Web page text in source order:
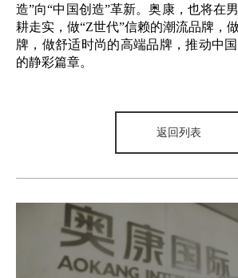
造”向“中国创造”革新。奥康，也将在
耕走实，做“Z世代”信赖的潮流品牌，
牌，做舒适时尚的高端品牌，推动中
的静彩篇章。
返回列表